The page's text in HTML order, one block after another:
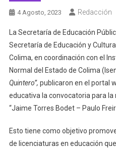
4 Agosto, 2023 Redacción
La Secretaría de Educación
Secretaría de Educación y
Colima, en coordinación con el
Normal del Estado de Colima
Quintero”, publicaron en el portal
educativa la convocatoria para
“Jaime Torres Bodet – Paulo
Esto tiene como objetivo
de licenciaturas en educación